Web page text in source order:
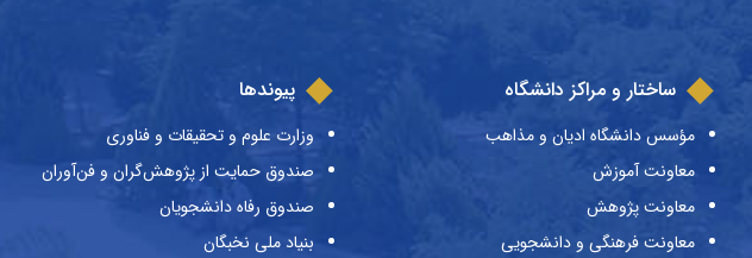
ساختار و مراکز دانشگاه
مؤسس دانشگاه ادیان و مذاهب
معاونت آموزش
معاونت پژوهش
معاونت فرهنگی و دانشجویی
پیوندها
وزارت علوم و تحقیقات و فناوری
صندوق حمایت از پژوهش‌گران و فن‌آوران
صندوق رفاه دانشجویان
بنیاد ملی نخبگان